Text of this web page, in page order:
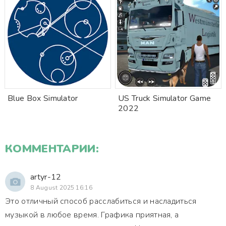
Blue Box Simulator
US Truck Simulator Game
2022
КОММЕНТАРИИ:
artyr-12
8 August 2025 16:16
Это отличный способ расслабиться и насладиться
музыкой в любое время. Графика приятная, а